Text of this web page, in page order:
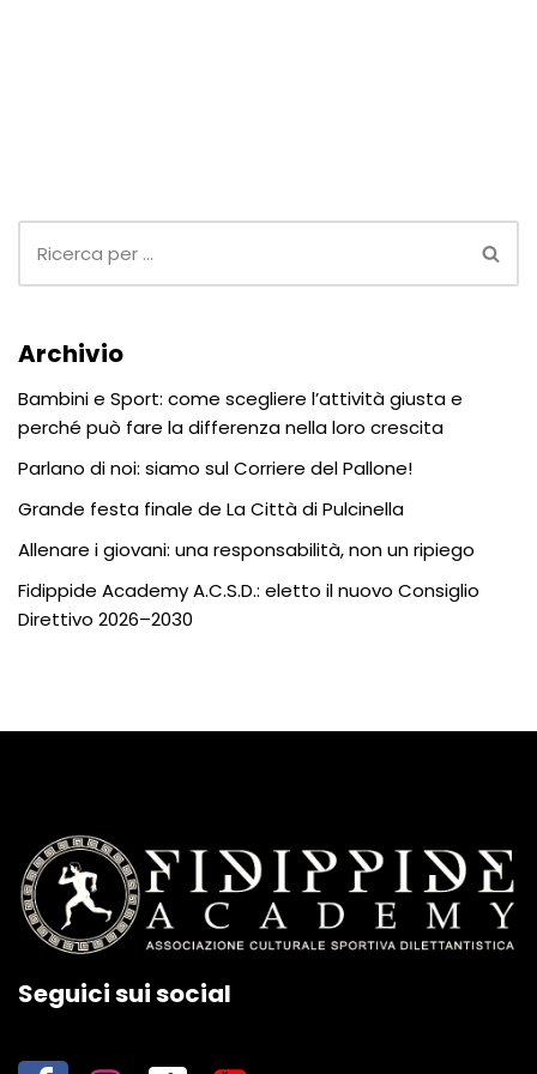
Archivio
Bambini e Sport: come scegliere l’attività giusta e
perché può fare la differenza nella loro crescita
Parlano di noi: siamo sul Corriere del Pallone!
Grande festa finale de La Città di Pulcinella
Allenare i giovani: una responsabilità, non un ripiego
Fidippide Academy A.C.S.D.: eletto il nuovo Consiglio
Direttivo 2026–2030
Seguici sui social